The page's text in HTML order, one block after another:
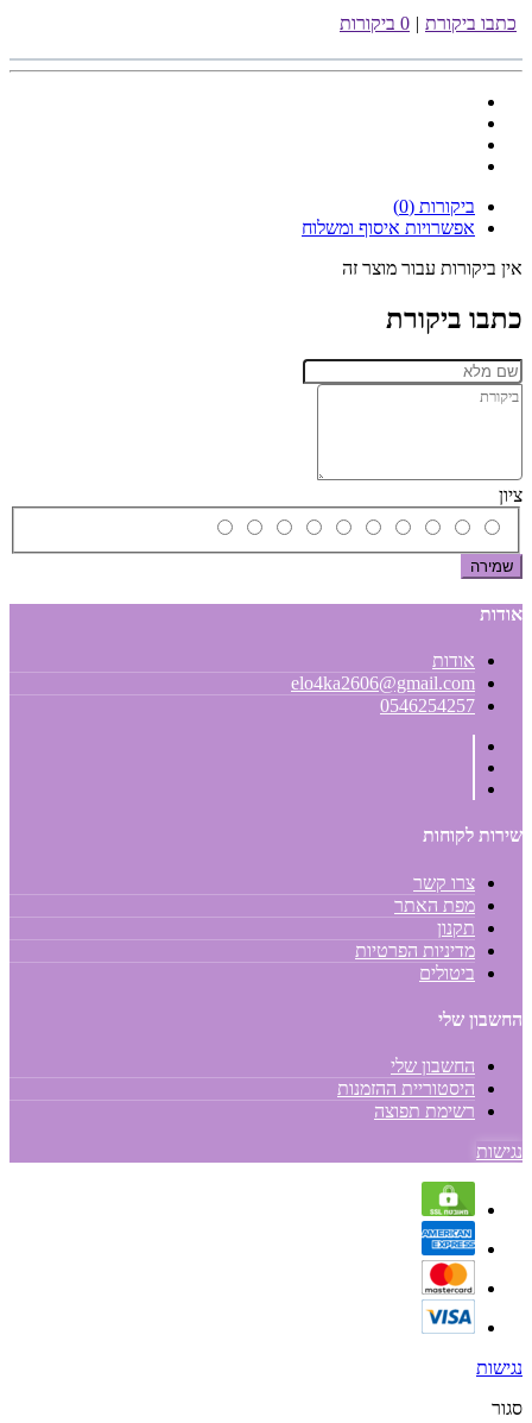
כתבו ביקורת | 0 ביקורות
ביקורות (0)
אפשרויות איסוף ומשלוח
אין ביקורות עבור מוצר זה
כתבו ביקורת
ציון
שמירה
אודות
אודות
elo4ka2606@gmail.com
0546254257
שירות לקוחות
צרו קשר
מפת האתר
תקנון
מדיניות הפרטיות
ביטולים
החשבון שלי
החשבון שלי
היסטוריית ההזמנות
רשימת תפוצה
נגישות
נגישות
סגור